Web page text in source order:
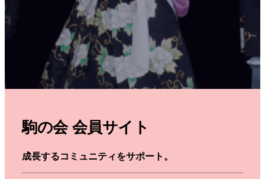
駒の会 会員サイト
成長するコミュニティをサポート。